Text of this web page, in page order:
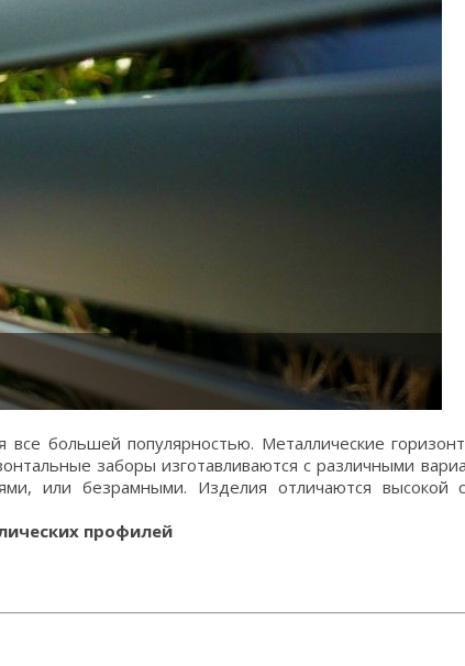
большей популярностью. Металлические
заборыизготавливаютсяс различными
или безрамными. Изделия отличаются высокой
профилей